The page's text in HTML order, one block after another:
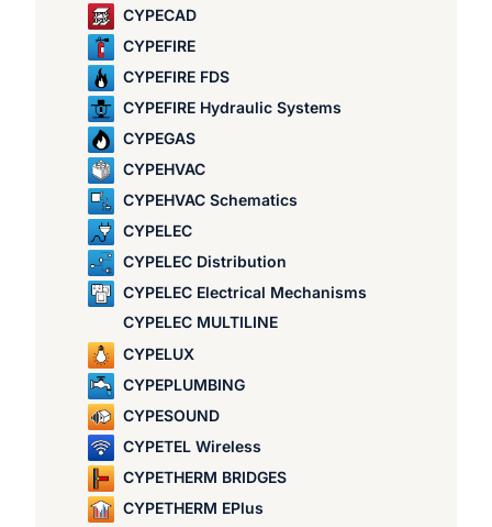
CYPECAD
CYPEFIRE
CYPEFIRE FDS
CYPEFIRE Hydraulic Systems
CYPEGAS
CYPEHVAC
CYPEHVAC Schematics
CYPELEC
CYPELEC Distribution
CYPELEC Electrical Mechanisms
CYPELEC MULTILINE
CYPELUX
CYPEPLUMBING
CYPESOUND
CYPETEL Wireless
CYPETHERM BRIDGES
CYPETHERM EPlus